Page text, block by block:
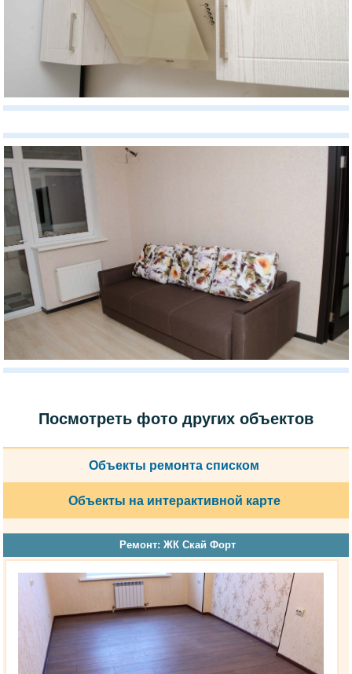
Посмотреть фото других объектов
Объекты ремонта списком
Объекты на интерактивной карте
Ремонт: ЖК Скай Форт